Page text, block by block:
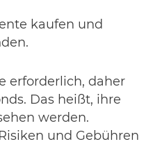
kaufen und
erforderlich, daher
Das heißt, ihre
werden.
und Gebühren